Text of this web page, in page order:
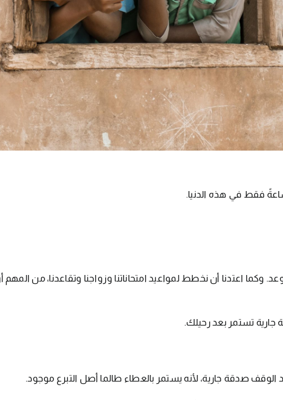
وكما اعتدنا أن نخطط لمواعيد امتحاناتنا وزواجنا وتقاعدنا، من المهم
جارية تستمر بعد رحيلك.
الوقف صدقة جارية، لأنه يستمر بالعطاء طالما أصل التبرع موجود.